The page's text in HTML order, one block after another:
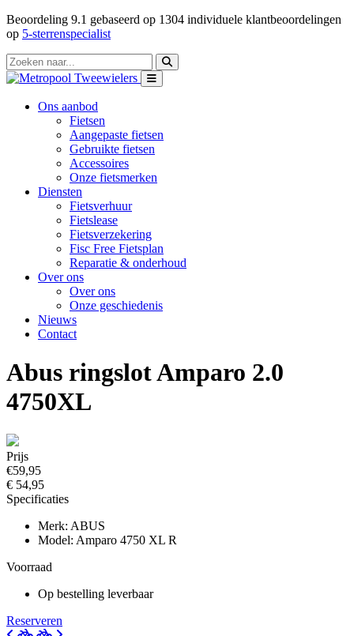
Beoordeling 9.1 gebaseerd op 1304 individuele klantbeoordelingen
op 5-sterrenspecialist
Ons aanbod
Fietsen
Aangepaste fietsen
Gebruikte fietsen
Accessoires
Onze fietsmerken
Diensten
Fietsverhuur
Fietslease
Fietsverzekering
Fisc Free Fietsplan
Reparatie & onderhoud
Over ons
Over ons
Onze geschiedenis
Nieuws
Contact
Abus ringslot Amparo 2.0
4750XL
Prijs
€59,95
€ 54,95
Specificaties
Merk: ABUS
Model: Amparo 4750 XL R
Voorraad
Op bestelling leverbaar
Reserveren